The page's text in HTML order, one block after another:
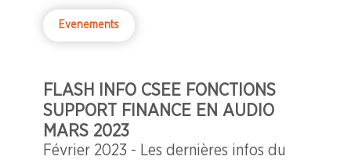
Evenements
FLASH INFO CSEE FONCTIONS
SUPPORT FINANCE EN AUDIO
MARS 2023
Février 2023 - Les dernières infos du